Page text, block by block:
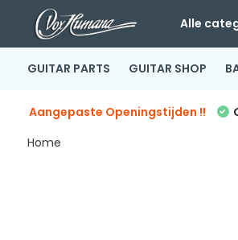
Alle
GUITAR PARTS GUITAR SHOP
Aangepaste Openingstijden !!
Home